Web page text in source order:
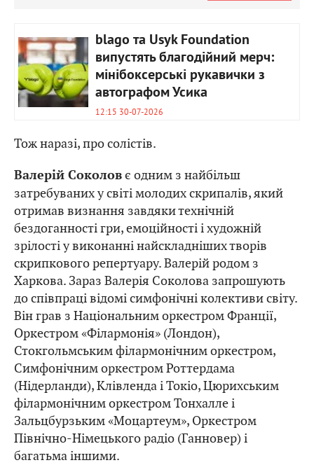
blago та Usyk Foundation
випустять благодійний мерч:
мінібоксерські рукавички з
автографом Усика
12:15 30-07-2026
Тож наразі, про солістів.
Валерій Соколовє одним з найбільш
затребуваних у світі молодих скрипалів, який
отримав визнання завдяки технічній
бездоганності гри, емоційності і художній
зрілості у виконанні найскладніших творів
скрипкового репертуару. Валерій родом з
Харкова. Зараз Валерія Соколова запрошують
до співпраці відомі симфонічні колективи світу.
Він грав з Національним оркестром Франції,
Оркестром «Філармонія» (Лондон),
Стокгольмським філармонічним оркестром,
Симфонічним оркестром Роттердама
(Нідерланди), Клівленда і Токіо, Цюрихським
філармонічним оркестром Тонхалле і
Зальцбурзьким «Моцартеум», Оркестром
Північно-Німецького радіо (Ганновер) і
багатьма іншими.